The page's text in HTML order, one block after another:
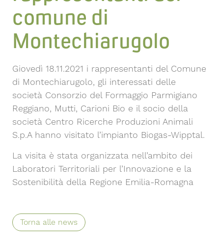
comune di
Montechiarugolo
Giovedì 18.11.2021 i rappresentanti del Comune
di Montechiarugolo, gli interessati delle
società Consorzio del Formaggio Parmigiano
Reggiano, Mutti, Carioni Bio e il socio della
società Centro Ricerche Produzioni Animali
S.p.A hanno visitato l’impianto Biogas-Wipptal.
La visita è stata organizzata nell’ambito dei
Laboratori Territoriali per l’Innovazione e la
Sostenibilità della Regione Emilia-Romagna
Torna alle news